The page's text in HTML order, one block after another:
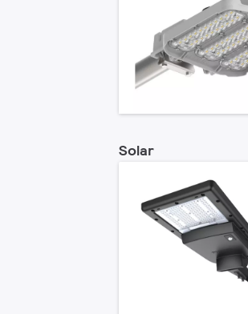
Solar